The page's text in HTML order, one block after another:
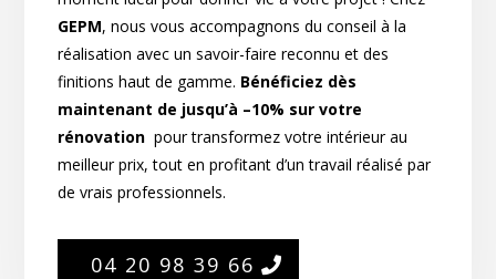
GEPM, nous vous accompagnons du conseil à la
réalisation avec un savoir-faire reconnu et des
finitions haut de gamme. Bénéficiez dès
maintenant de jusqu’à –10% sur votre
rénovationpour transformez votre intérieur au
meilleur prix, tout en profitant d’un travail réalisé par
de vrais professionnels.
04 20 98 39 66